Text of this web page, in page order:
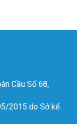
Cầu Số 68,
2015 do Sở kế